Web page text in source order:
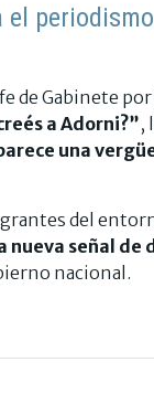
de Gabinete
a Adorni?”,
una
del
nueva señal
nacional.